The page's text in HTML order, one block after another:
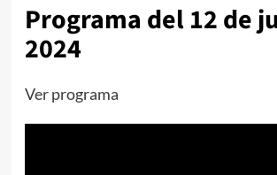
Programa del 12 de
2024
Ver programa